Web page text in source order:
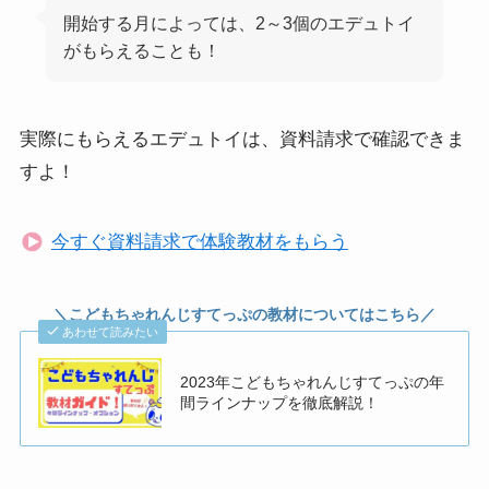
開始する月によっては、2～3個のエデュトイ
がもらえることも！
実際にもらえるエデュトイは、資料請求で確認できま
すよ！
今すぐ資料請求で体験教材をもらう
＼こどもちゃれんじすてっぷの教材についてはこちら／
あわせて読みたい
2023年こどもちゃれんじすてっぷの年
間ラインナップを徹底解説！